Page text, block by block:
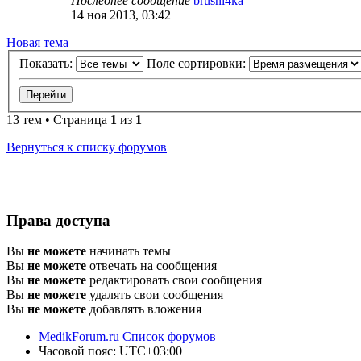
14 ноя 2013, 03:42
Новая тема
Показать:
Поле сортировки:
13 тем • Страница 1 из 1
Вернуться к списку форумов
Права доступа
Вы не можете начинать темы
Вы не можете отвечать на сообщения
Вы не можете редактировать свои сообщения
Вы не можете удалять свои сообщения
Вы не можете добавлять вложения
MedikForum.ru Список форумов
Часовой пояс: UTC+03:00